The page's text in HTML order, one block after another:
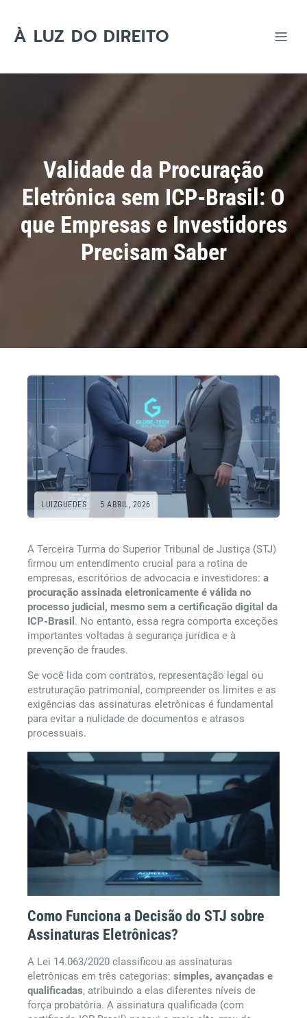
content
À LUZ DO DIREITO
Validade da Procuração
Eletrônica sem ICP-Brasil: O
que Empresas e Investidores
Precisam Saber
LUIZGUEDES 5 ABRIL, 2026
A Terceira Turma do Superior Tribunal de Justiça (STJ)
firmou um entendimento crucial para a rotina de
empresas, escritórios de advocacia e investidores: a
procuração assinada eletronicamente é válida no
processo judicial, mesmo sem a certificação digital da
ICP-Brasil . No entanto, essa regra comporta exceções
importantes voltadas à segurança jurídica e à
prevenção de fraudes.
Se você lida com contratos, representação legal ou
estruturação patrimonial, compreender os limites e as
exigências das assinaturas eletrônicas é fundamental
para evitar a nulidade de documentos e atrasos
processuais.
Como Funciona a Decisão do STJ sobre
Assinaturas Eletrônicas?
A Lei 14.063/2020 classificou as assinaturas
eletrônicas em três categorias: simples, avançadas e
qualificadas, atribuindo a elas diferentes níveis de
força probatória. A assinatura qualificada (com